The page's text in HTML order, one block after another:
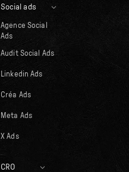
Social ads
Agence Social
Ads
Audit Social Ads
Linkedin Ads
Créa Ads
Meta Ads
X Ads
CRO